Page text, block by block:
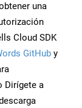
una
Cloud SDK
GitHub y
Dirígete a